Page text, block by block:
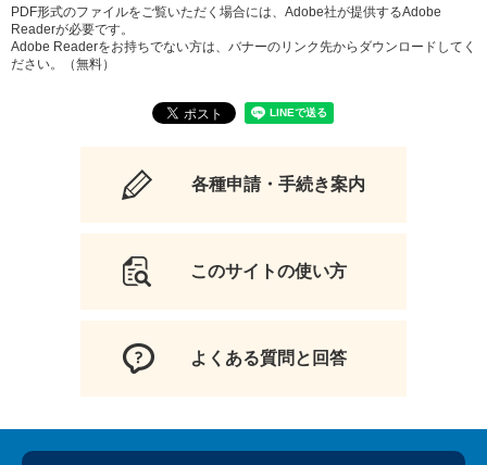
PDF形式のファイルをご覧いただく場合には、Adobe社が提供するAdobe
Readerが必要です。
Adobe Readerをお持ちでない方は、バナーのリンク先からダウンロードしてく
ださい。（無料）
各種申請・手続き案内
このサイトの使い方
よくある質問と回答